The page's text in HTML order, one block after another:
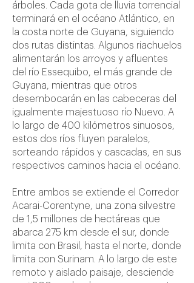
árboles. Cada gota de lluvia torrencial
terminará en el océano Atlántico, en
la costa norte de Guyana, siguiendo
dos rutas distintas. Algunos riachuelos
alimentarán los arroyos y afluentes
del río Essequibo, el más grande de
Guyana, mientras que otros
desembocarán en las cabeceras del
igualmente majestuoso río Nuevo. A
lo largo de 400 kilómetros sinuosos,
estos dos ríos fluyen paralelos,
sorteando rápidos y cascadas, en sus
respectivos caminos hacia el océano.
Entre ambos se extiende el Corredor
Acarai-Corentyne, una zona silvestre
de 1,5 millones de hectáreas que
abarca 275 km desde el sur, donde
limita con Brasil, hasta el norte, donde
limita con Surinam. A lo largo de este
remoto y aislado paisaje, desciende